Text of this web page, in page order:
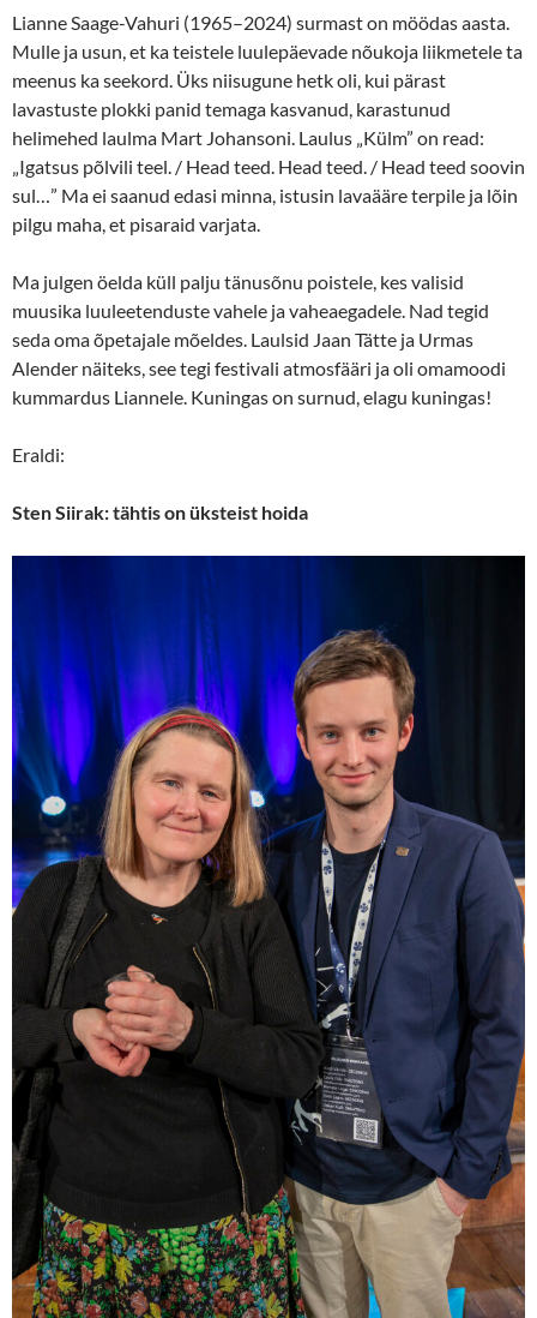
Lianne Saage-Vahuri (1965–2024) surmast on möödas aasta.
Mulle ja usun, et ka teistele luulepäevade nõukoja liikmetele ta
meenus ka seekord. Üks niisugune hetk oli, kui pärast
lavastuste plokki panid temaga kasvanud, karastunud
helimehed laulma Mart Johansoni. Laulus „Külm” on read:
„Igatsus põlvili teel. / Head teed. Head teed. / Head teed soovin
sul…” Ma ei saanud edasi minna, istusin lavaääre terpile ja lõin
pilgu maha, et pisaraid varjata.
Ma julgen öelda küll palju tänusõnu poistele, kes valisid
muusika luuleetenduste vahele ja vaheaegadele. Nad tegid
seda oma õpetajale mõeldes. Laulsid Jaan Tätte ja Urmas
Alender näiteks, see tegi festivali atmosfääri ja oli omamoodi
kummardus Liannele. Kuningas on surnud, elagu kuningas!
Eraldi:
Sten Siirak: tähtis on üksteist hoida